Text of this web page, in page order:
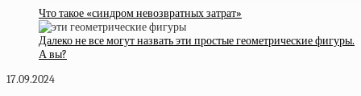
Что такое «синдром невозвратных затрат»
Далеко не все могут назвать эти простые геометрические фигуры.
А вы?
17.09.2024